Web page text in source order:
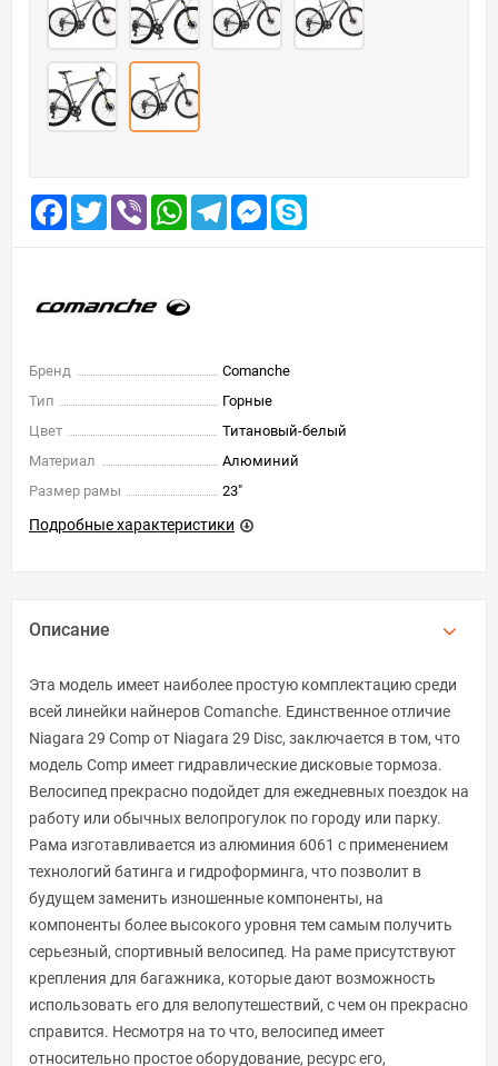
Facebook
TwitterViber WhatsAppTelegramMessenger
Бренд
Comanche
Тип
Горные
Цвет
Титановый-белый
Материал
Алюминий
Размер рамы
23"
Подробные характеристики
Описание
Эта модель имеет наиболее простую комплектацию среди
всей линейки найнеров Comanche. Единственное отличие
Niagara 29 Comp от Niagara 29 Disc, заключается в том, что
модель Comp имеет гидравлические дисковые тормоза.
Велосипед прекрасно подойдет для ежедневных поездок на
работу или обычных велопрогулок по городу или парку.
Рама изготавливается из алюминия 6061 с применением
технологий батинга и гидроформинга, что позволит в
будущем заменить изношенные компоненты, на
компоненты более высокого уровня тем самым получить
серьезный, спортивный велосипед. На раме присутствуют
крепления для багажника, которые дают возможность
использовать его для велопутешествий, с чем он прекрасно
справится. Несмотря на то что, велосипед имеет
относительно простое оборудование, ресурс его,